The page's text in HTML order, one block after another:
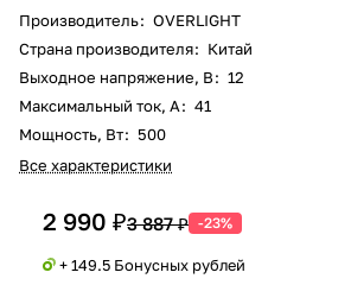
Производитель: OVERLIGHT
Страна производителя: Китай
Выходное напряжение, В: 12
Максимальный ток, А: 41
Мощность, Вт: 500
Все характеристики
2 990 ₽3 887 ₽ -23%
+ 149.5 Бонусных рублей